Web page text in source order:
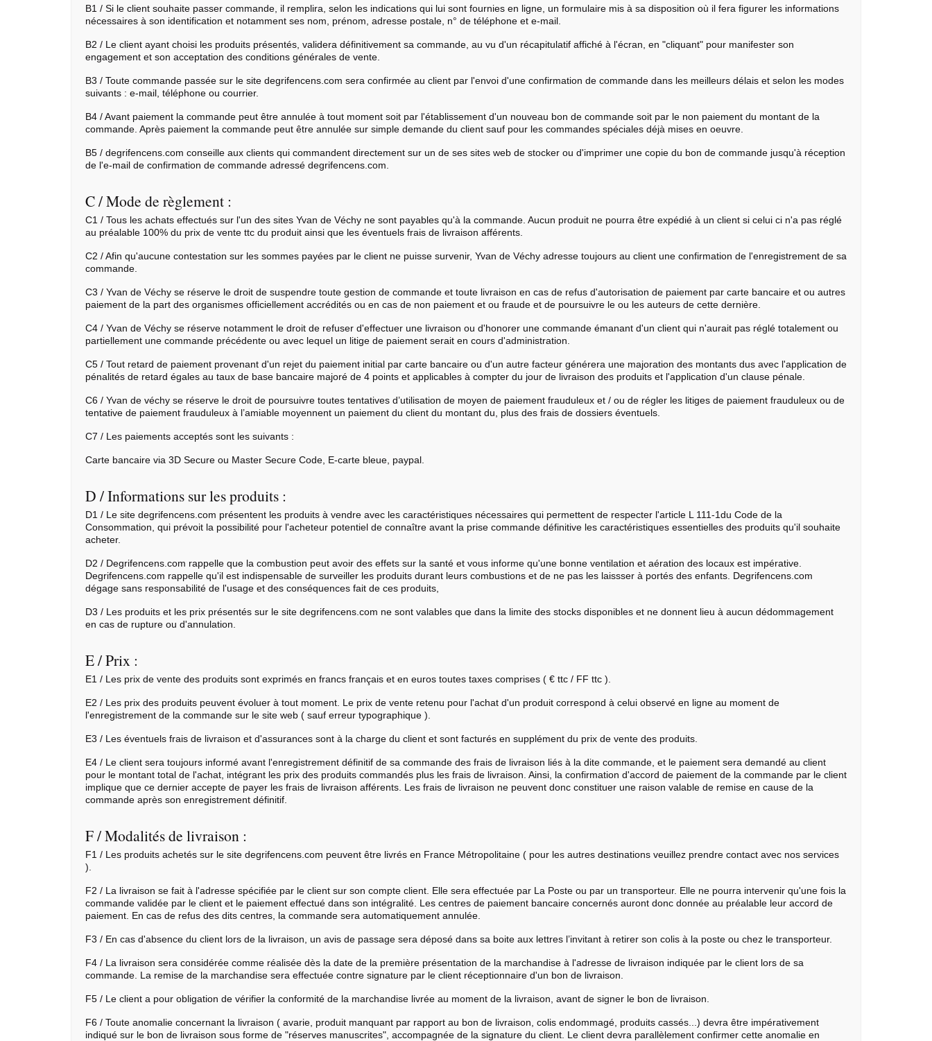
B1 / Si le client souhaite passer commande, il remplira, selon les indications qui lui sont fournies en ligne, un formulaire mis à sa disposition où il fera figurer les informations
nécessaires à son identification et notamment ses nom, prénom, adresse postale, n° de téléphone et e-mail.
B2 / Le client ayant choisi les produits présentés, validera définitivement sa commande, au vu d'un récapitulatif affiché à l'écran, en "cliquant" pour manifester son
engagement et son acceptation des conditions générales de vente.
B3 / Toute commande passée sur le site degrifencens.com sera confirmée au client par l'envoi d'une confirmation de commande dans les meilleurs délais et selon les modes
suivants : e-mail, téléphone ou courrier.
B4 / Avant paiement la commande peut être annulée à tout moment soit par l'établissement d'un nouveau bon de commande soit par le non paiement du montant de la
commande. Après paiement la commande peut être annulée sur simple demande du client sauf pour les commandes spéciales déjà mises en oeuvre.
B5 / degrifencens.com conseille aux clients qui commandent directement sur un de ses sites web de stocker ou d'imprimer une copie du bon de commande jusqu'à réception
de l'e-mail de confirmation de commande adressé degrifencens.com.
C / Mode de règlement :
C1 / Tous les achats effectués sur l'un des sites Yvan de Véchy ne sont payables qu'à la commande. Aucun produit ne pourra être expédié à un client si celui ci n'a pas réglé
au préalable 100% du prix de vente ttc du produit ainsi que les éventuels frais de livraison afférents.
C2 / Afin qu'aucune contestation sur les sommes payées par le client ne puisse survenir, Yvan de Véchy adresse toujours au client une confirmation de l'enregistrement de sa
commande.
C3 / Yvan de Véchy se réserve le droit de suspendre toute gestion de commande et toute livraison en cas de refus d'autorisation de paiement par carte bancaire et ou autres
paiement de la part des organismes officiellement accrédités ou en cas de non paiement et ou fraude et de poursuivre le ou les auteurs de cette dernière.
C4 / Yvan de Véchy se réserve notamment le droit de refuser d'effectuer une livraison ou d'honorer une commande émanant d'un client qui n'aurait pas réglé totalement ou
partiellement une commande précédente ou avec lequel un litige de paiement serait en cours d'administration.
C5 / Tout retard de paiement provenant d'un rejet du paiement initial par carte bancaire ou d'un autre facteur générera une majoration des montants dus avec l'application de
pénalités de retard égales au taux de base bancaire majoré de 4 points et applicables à compter du jour de livraison des produits et l'application d'un clause pénale.
C6 / Yvan de véchy se réserve le droit de poursuivre toutes tentatives d’utilisation de moyen de paiement frauduleux et / ou de régler les litiges de paiement frauduleux ou de
tentative de paiement frauduleux à l’amiable moyennent un paiement du client du montant du, plus des frais de dossiers éventuels.
C7 / Les paiements acceptés sont les suivants :
Carte bancaire via 3D Secure ou Master Secure Code, E-carte bleue, paypal.
D / Informations sur les produits :
D1 / Le site degrifencens.com présentent les produits à vendre avec les caractéristiques nécessaires qui permettent de respecter l'article L 111-1du Code de la
Consommation, qui prévoit la possibilité pour l'acheteur potentiel de connaître avant la prise commande définitive les caractéristiques essentielles des produits qu'il souhaite
acheter.
D2 / Degrifencens.com rappelle que la combustion peut avoir des effets sur la santé et vous informe qu'une bonne ventilation et aération des locaux est impérative.
Degrifencens.com rappelle qu'il est indispensable de surveiller les produits durant leurs combustions et de ne pas les laissser à portés des enfants. Degrifencens.com
dégage sans responsabilité de l'usage et des conséquences fait de ces produits,
D3 / Les produits et les prix présentés sur le site degrifencens.com ne sont valables que dans la limite des stocks disponibles et ne donnent lieu à aucun dédommagement
en cas de rupture ou d'annulation.
E / Prix :
E1 / Les prix de vente des produits sont exprimés en francs français et en euros toutes taxes comprises ( € ttc / FF ttc ).
E2 / Les prix des produits peuvent évoluer à tout moment. Le prix de vente retenu pour l'achat d'un produit correspond à celui observé en ligne au moment de
l'enregistrement de la commande sur le site web ( sauf erreur typographique ).
E3 / Les éventuels frais de livraison et d'assurances sont à la charge du client et sont facturés en supplément du prix de vente des produits.
E4 / Le client sera toujours informé avant l'enregistrement définitif de sa commande des frais de livraison liés à la dite commande, et le paiement sera demandé au client
pour le montant total de l'achat, intégrant les prix des produits commandés plus les frais de livraison. Ainsi, la confirmation d'accord de paiement de la commande par le client
implique que ce dernier accepte de payer les frais de livraison afférents. Les frais de livraison ne peuvent donc constituer une raison valable de remise en cause de la
commande après son enregistrement définitif.
F / Modalités de livraison :
F1 / Les produits achetés sur le site degrifencens.com peuvent être livrés en France Métropolitaine ( pour les autres destinations veuillez prendre contact avec nos services
).
F2 / La livraison se fait à l'adresse spécifiée par le client sur son compte client. Elle sera effectuée par La Poste ou par un transporteur. Elle ne pourra intervenir qu'une fois la
commande validée par le client et le paiement effectué dans son intégralité. Les centres de paiement bancaire concernés auront donc donnée au préalable leur accord de
paiement. En cas de refus des dits centres, la commande sera automatiquement annulée.
F3 / En cas d'absence du client lors de la livraison, un avis de passage sera déposé dans sa boite aux lettres l’invitant à retirer son colis à la poste ou chez le transporteur.
F4 / La livraison sera considérée comme réalisée dès la date de la première présentation de la marchandise à l'adresse de livraison indiquée par le client lors de sa
commande. La remise de la marchandise sera effectuée contre signature par le client réceptionnaire d'un bon de livraison.
F5 / Le client a pour obligation de vérifier la conformité de la marchandise livrée au moment de la livraison, avant de signer le bon de livraison.
F6 / Toute anomalie concernant la livraison ( avarie, produit manquant par rapport au bon de livraison, colis endommagé, produits cassés...) devra être impérativement
indiqué sur le bon de livraison sous forme de "réserves manuscrites", accompagnée de la signature du client. Le client devra parallèlement confirmer cette anomalie en